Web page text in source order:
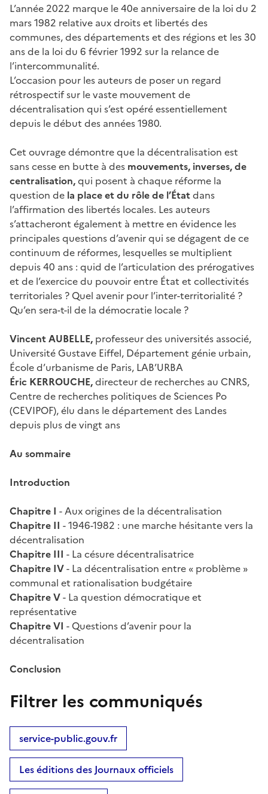
L’année 2022 marque le 40e anniversaire de la loi du 2
mars 1982 relative aux droits et libertés des
communes, des départements et des régions et les 30
ans de la loi du 6 février 1992 sur la relance de
l’intercommunalité.
L’occasion pour les auteurs de poser un regard
rétrospectif sur le vaste mouvement de
décentralisation qui s’est opéré essentiellement
depuis le début des années 1980.
Cet ouvrage démontre que la décentralisation est
sans cesse en butte à des mouvements, inverses, de
centralisation,qui posent à chaque réforme la
question de la place et du rôle de l’Étatdans
l’affirmation des libertés locales. Les auteurs
s’attacheront également à mettre en évidence les
principales questions d’avenir qui se dégagent de ce
continuum de réformes, lesquelles se multiplient
depuis 40 ans : quid de l’articulation des prérogatives
et de l’exercice du pouvoir entre État et collectivités
territoriales ? Quel avenir pour l’inter-territorialité ?
Qu’en sera-t-il de la démocratie locale ?
Vincent AUBELLE, professeur des universités associé,
Université Gustave Eiffel, Département génie urbain,
École d’urbanisme de Paris, LAB’URBA
Éric KERROUCHE,directeur de recherches au CNRS,
Centre de recherches politiques de Sciences Po
(CEVIPOF), élu dans le département des Landes
depuis plus de vingt ans
Au sommaire
Introduction
Chapitre I - Aux origines de la décentralisation
Chapitre II - 1946-1982 : une marche hésitante vers la
décentralisation
Chapitre III - La césure décentralisatrice
Chapitre IV- La décentralisation entre « problème »
communal et rationalisation budgétaire
Chapitre V- La question démocratique et
représentative
Chapitre VI - Questions d’avenir pour la
décentralisation
Conclusion
Filtrer les communiqués
service-public.gouv.fr
Les éditions des Journaux officiels